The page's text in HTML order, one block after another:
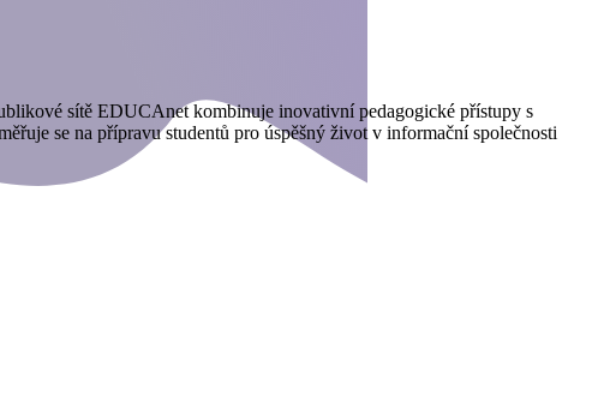
sítě EDUCAnet kombinuje inovativní pedagogické přístupy s
se na přípravu studentů pro úspěšný život v informační společnosti